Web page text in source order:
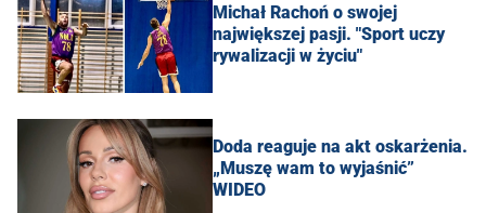
Michał Rachoń o swojej
największej pasji. "Sport uczy
rywalizacji w życiu"
Doda reaguje na akt oskarżenia.
„Muszę wam to wyjaśnić”
WIDEO